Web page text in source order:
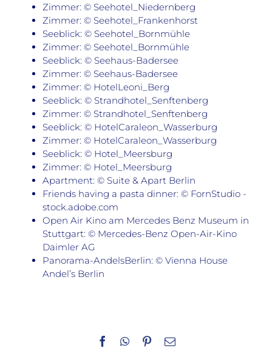
Zimmer: © Seehotel_Niedernberg
Zimmer: © Seehotel_Frankenhorst
Seeblick: © Seehotel_Bornmühle
Zimmer: © Seehotel_Bornmühle
Seeblick: © Seehaus-Badersee
Zimmer: © Seehaus-Badersee
Zimmer: © HotelLeoni_Berg
Seeblick: © Strandhotel_Senftenberg
Zimmer: © Strandhotel_Senftenberg
Seeblick: © HotelCaraleon_Wasserburg
Zimmer: © HotelCaraleon_Wasserburg
Seeblick: © Hotel_Meersburg
Zimmer: © Hotel_Meersburg
Apartment: © Suite & Apart Berlin
Friends having a pasta dinner: © FornStudio -
stock.adobe.com
Open Air Kino am Mercedes Benz Museum in
Stuttgart: © Mercedes-Benz Open-Air-Kino
Daimler AG
Panorama-AndelsBerlin: © Vienna House
Andel’s Berlin
Facebook
WhatsApp
Pinterest
E-